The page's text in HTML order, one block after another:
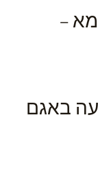
–
באגם